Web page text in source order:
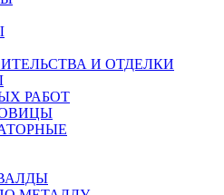
И ОТДЕЛКИ
РАБОТ